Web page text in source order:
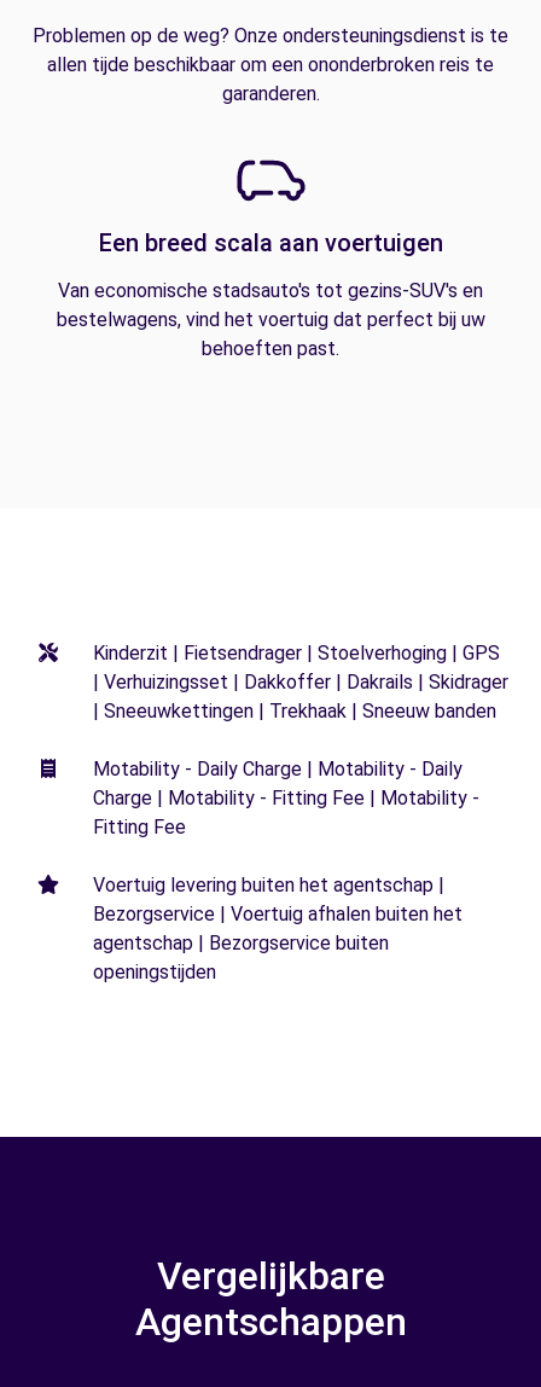
Problemen op de weg? Onze ondersteuningsdienst is te
allen tijde beschikbaar om een ononderbroken reis te
garanderen.
Een breed scala aan voertuigen
Van economische stadsauto's tot gezins-SUV's en
bestelwagens, vind het voertuig dat perfect bij uw
behoeften past.
Kinderzit | Fietsendrager | Stoelverhoging | GPS
| Verhuizingsset | Dakkoffer | Dakrails | Skidrager
| Sneeuwkettingen | Trekhaak | Sneeuw banden
Motability - Daily Charge | Motability - Daily
Charge | Motability - Fitting Fee | Motability -
Fitting Fee
Voertuig levering buiten het agentschap |
Bezorgservice | Voertuig afhalen buiten het
agentschap | Bezorgservice buiten
openingstijden
Vergelijkbare
Agentschappen